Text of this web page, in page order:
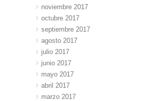
noviembre 2017
octubre 2017
septiembre 2017
agosto 2017
julio 2017
junio 2017
mayo 2017
abril 2017
marzo 2017